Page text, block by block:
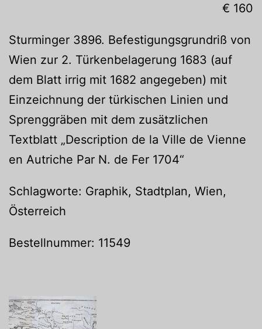
€ 160
Sturminger 3896. Befestigungsgrundriß von
Wien zur 2. Türkenbelagerung 1683 (auf
dem Blatt irrig mit 1682 angegeben) mit
Einzeichnung der türkischen Linien und
Sprenggräben mit dem zusätzlichen
Textblatt „Description de la Ville de Vienne
en Autriche Par N. de Fer 1704“
Schlagworte: Graphik, Stadtplan, Wien,
Österreich
Bestellnummer: 11549